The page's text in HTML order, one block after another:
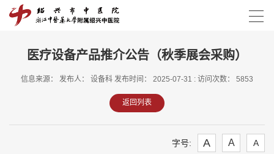
医疗设备产品推介公告（秋季展会采购）
信息来源： 发布人： 设备科 发布时间： 2025-07-31 : 访问次数： 5853
返回列表
字号: A A A